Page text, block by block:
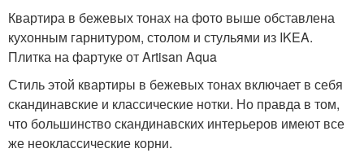
Квартира в бежевых тонах на фото выше обставлена
кухонным гарнитуром, столом и стульями из IKEA.
Плитка на фартуке от Artisan Aqua
Стиль этой квартиры в бежевых тонах включает в себя
скандинавские и классические нотки. Но правда в том,
что большинство скандинавских интерьеров имеют все
же неоклассические корни.